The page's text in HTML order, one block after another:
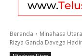
Beranda Minahasa Utara
Rizya Ganda Davega